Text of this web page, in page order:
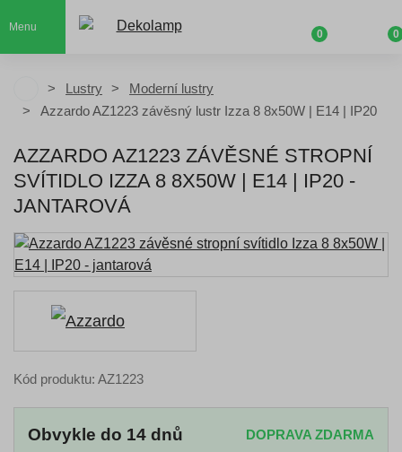
Menu
0 0
Lustry
Moderní lustry
Azzardo AZ1223 závěsný lustr Izza 8 8x50W | E14 | IP20
AZZARDO AZ1223 ZÁVĚSNÉ STROPNÍ
SVÍTIDLO IZZA 8 8X50W | E14 | IP20 -
JANTAROVÁ
Kód produktu: AZ1223
Obvykle do 14 dnů DOPRAVA ZDARMA